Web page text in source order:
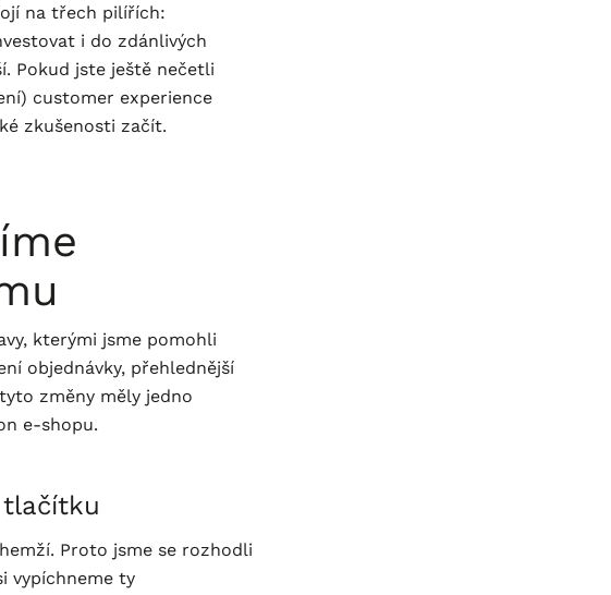
na třech pilířích:
i do zdánlivých
Pokud jste ještě nečetli
customer experience
zkušenosti začít.
kterými jsme pomohli
objednávky, přehlednější
změny měly jedno
e-shopu.
Proto jsme se rozhodli
vypíchneme ty